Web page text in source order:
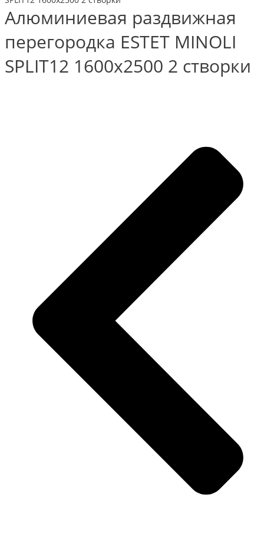
Алюминиевая раздвижная
перегородка ESTET MINOLI
SPLIT12 1600х2500 2 створки